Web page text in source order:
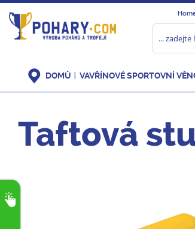
DOMŮ VAVŘÍNOVÉ SPORTOVNÍ
Taftová